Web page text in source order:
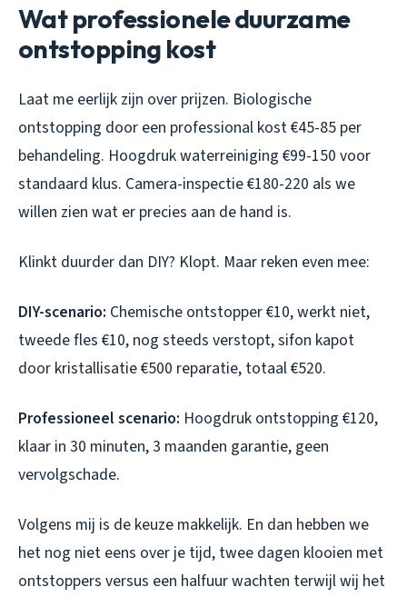
Wat professionele duurzame
ontstopping kost
Laat me eerlijk zijn over prijzen. Biologische
ontstopping door een professional kost €45-85 per
behandeling. Hoogdruk waterreiniging €99-150 voor
standaard klus. Camera-inspectie €180-220 als we
willen zien wat er precies aan de hand is.
Klinkt duurder dan DIY? Klopt. Maar reken even mee:
DIY-scenario: Chemische ontstopper €10, werkt niet,
tweede fles €10, nog steeds verstopt, sifon kapot
door kristallisatie €500 reparatie, totaal €520.
Professioneel scenario: Hoogdruk ontstopping €120,
klaar in 30 minuten, 3 maanden garantie, geen
vervolgschade.
Volgens mij is de keuze makkelijk. En dan hebben we
het nog niet eens over je tijd, twee dagen klooien met
ontstoppers versus een halfuur wachten terwijl wij het